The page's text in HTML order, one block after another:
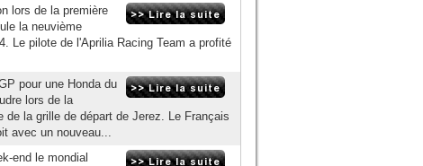
lors de la première
la neuvième
Le pilote de l'Aprilia Racing Team a profité
pour une Honda du
lors de la
de la grille de départ de Jerez. Le Français
avec un nouveau...
end le mondial